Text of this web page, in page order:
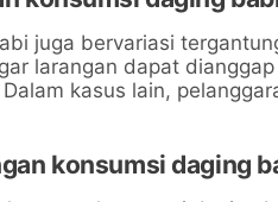
juga bervariasi
larangan dapat
kasus lain,
konsumsi daging